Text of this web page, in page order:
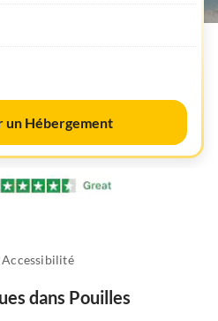
un Hébergement
Accessibilité
dans Pouilles